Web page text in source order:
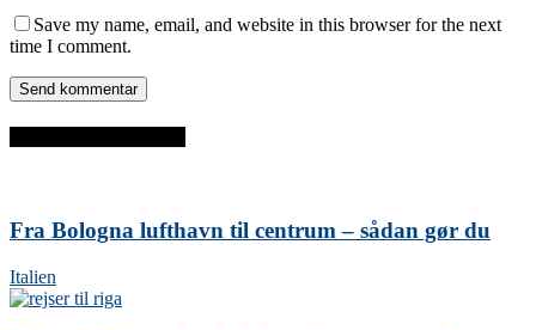
Save my name, email, and website in this browser for the next
time I comment.
Fra Bologna lufthavn til centrum – sådan gør du
Italien